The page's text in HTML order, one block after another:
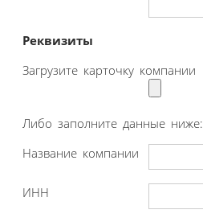
Реквизиты
Загрузите карточку компании
Либо заполните данные ниже:
Название компании
ИНН